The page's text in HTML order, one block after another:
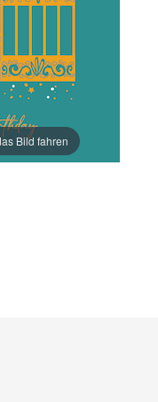
Bild fahren